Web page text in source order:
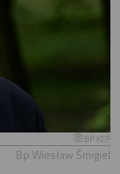
BP KEP
Bp Wiesław Śmigiel